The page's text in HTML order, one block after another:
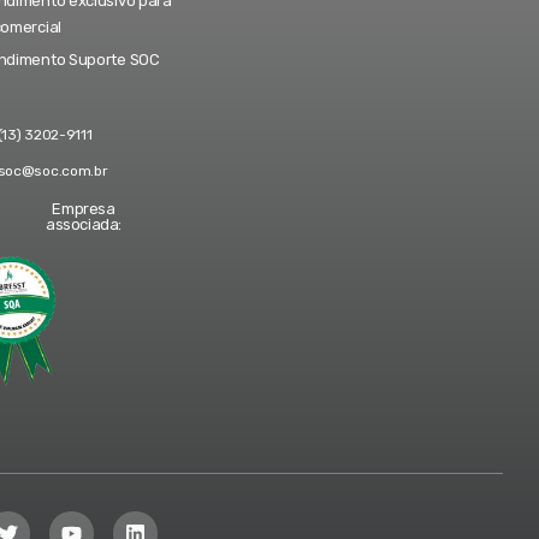
Suporte SOC
(13) 3202-9111
soc@soc.com.br
Empresa
associada: